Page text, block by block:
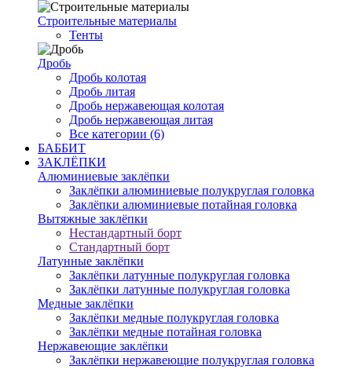
Строительные материалы
Тенты
Дробь
Дробь колотая
Дробь литая
Дробь нержавеющая колотая
Дробь нержавеющая литая
Все категории (6)
БАББИТ
ЗАКЛЁПКИ
Алюминиевые заклёпки
Заклёпки алюминиевые полукруглая головка
Заклёпки алюминиевые потайная головка
Вытяжные заклёпки
Нестандартный борт
Стандартный борт
Латунные заклёпки
Заклёпки латунные полукруглая головка
Заклёпки латунные полукруглая головка
Медные заклёпки
Заклёпки медные полукруглая головка
Заклёпки медные потайная головка
Нержавеющие заклёпки
Заклёпки нержавеющие полукруглая головка